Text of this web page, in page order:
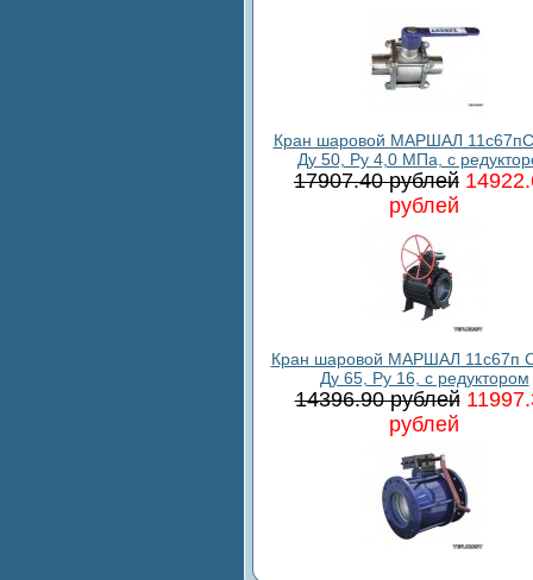
Кран шаровой МАРШАЛ
Ду 50, Ру 4,0 МПа, с
17907.40 рублей
рублей
Кран шаровой МАРШАЛ 11с67п
Ду 65, Ру 16, с редуктором
14396.90 рублей
рублей